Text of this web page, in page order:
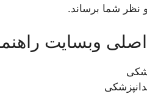
نظر شما برساند.
وبسایت